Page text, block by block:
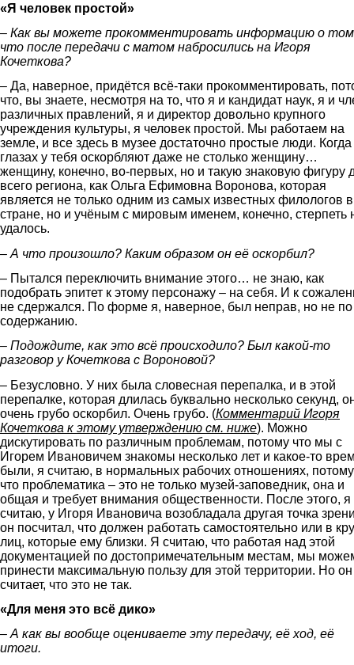
«Я человек простой»
– Как вы можете прокомментировать информацию о
что после передачи с матом набросились на Игоря
Кочеткова?
– Да, наверное, придётся всё-таки прокомментировать,
что, вы знаете, несмотря на то, что я и кандидат наук, я и
различных правлений, я и директор довольно крупного
учреждения культуры, я человек простой. Мы работаем на
земле, и все здесь в музее достаточно простые люди.
глазах у тебя оскорбляют даже не столько женщину…
женщину, конечно, во-первых, но и такую знаковую фигуру
всего региона, как Ольга Ефимовна Воронова, которая
является не только одним из самых известных филологов в
стране, но и учёным с мировым именем, конечно, стерпеть
удалось.
– А что произошло? Каким образом он её оскорбил?
– Пытался переключить внимание этого… не знаю, как
подобрать эпитет к этому персонажу – на себя. И к
не сдержался. По форме я, наверное, был неправ, но не по
содержанию.
– Подождите, как это всё происходило? Был какой-то
разговор у Кочеткова с Вороновой?
– Безусловно. У них была словесная перепалка, и в этой
перепалке, которая длилась буквально несколько секунд,
очень грубо оскорбил. Очень грубо. (Комментарий Игоря
Кочеткова к этому утверждению см. ниже). Можно
дискутировать по различным проблемам, потому что мы с
Игорем Ивановичем знакомы несколько лет и какое-то
были, я считаю, в нормальных рабочих отношениях, потому
что проблематика – это не только музей-заповедник, она и
общая и требует внимания общественности. После этого, я
считаю, у Игоря Ивановича возобладала другая точка
он посчитал, что должен работать самостоятельно или в
лиц, которые ему близки. Я считаю, что работая над этой
документацией по достопримечательным местам, мы
принести максимальную пользу для этой территории. Но он
считает, что это не так.
«Для меня это всё дико»
– А как вы вообще оцениваете эту передачу, её ход, её
итоги.